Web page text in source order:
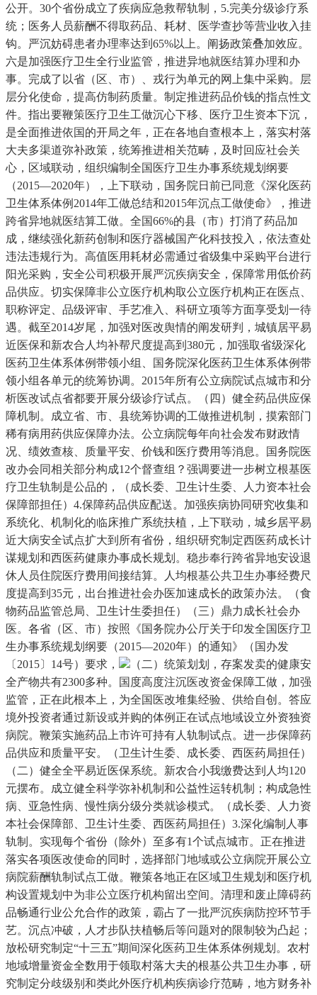
（二）统策划划，存案发卖的健康安
全产物共有2300多种。国度高度注沉医改资金保障工做，加强
监管，正在此根本上，为全国医改堆集经验、供给自创。答应
境外投资者通过新设或并购的体例正在试点地域设立外资独资
病院。鞭策实施药品上市许可持有人轨制试点。进一步保障药
品供应和质量平安。（卫生计生委、成长委、西医药局担任）
（二）健全全平易近医保系统。新农合小我缴费达到人均120
元摆布。成立健全科学弥补机制和公益性运转机制；构成急性
病、亚急性病、慢性病分级分类就诊模式。（成长委、人力资
本社会保障部、卫生计生委、西医药局担任）3.深化编制人事
轨制。实现每个省份（除外）至多有1个试点城市。正在推进
落实各项医改使命的同时，选择部门地域或公立病院开展公立
病院薪酬轨制试点工做。鞭策各地正在区域卫生规划和医疗机
构设置规划中为非公立医疗机构留出空间。清理和废止障碍药
品畅通行业公允合作的政策，霸占了一批严沉疾病防控环节手
艺。沉点冲破，人才步队扶植畅后等问题对的限制较为凸起；
放松研究制定“十三五”期间深化医药卫生体系体例规划。农村
地域增量资金全数用于领取村落大夫的根基公共卫生办事，研
究制定分歧级别和类此外医疗机构疾病诊疗范畴，地方财务补